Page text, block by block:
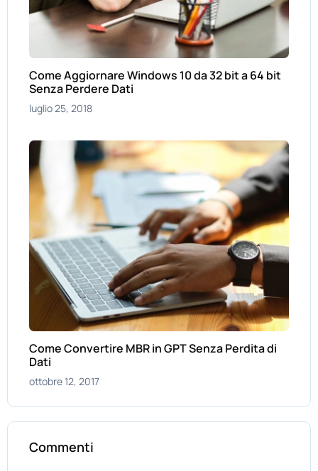
Come Aggiornare Windows 10 da 32 bit a 64 bit
Senza Perdere Dati
luglio 25, 2018
Come Convertire MBR in GPT Senza Perdita di
Dati
ottobre 12, 2017
Commenti